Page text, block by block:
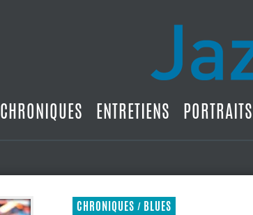
CHRONIQUES ENTRETIENS PORTRAITS
CHRONIQUES / BLUES